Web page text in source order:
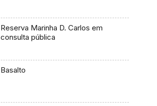
Reserva Marinha D. Carlos em
consulta pública
Basalto